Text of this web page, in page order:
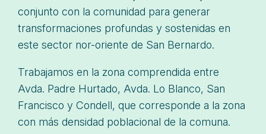
conjunto con la comunidad para generar
transformaciones profundas y sostenidas en
este sector nor-oriente de San Bernardo.
Trabajamos en la zona comprendida entre
Avda. Padre Hurtado, Avda. Lo Blanco, San
Francisco y Condell, que corresponde a la zona
con más densidad poblacional de la comuna.